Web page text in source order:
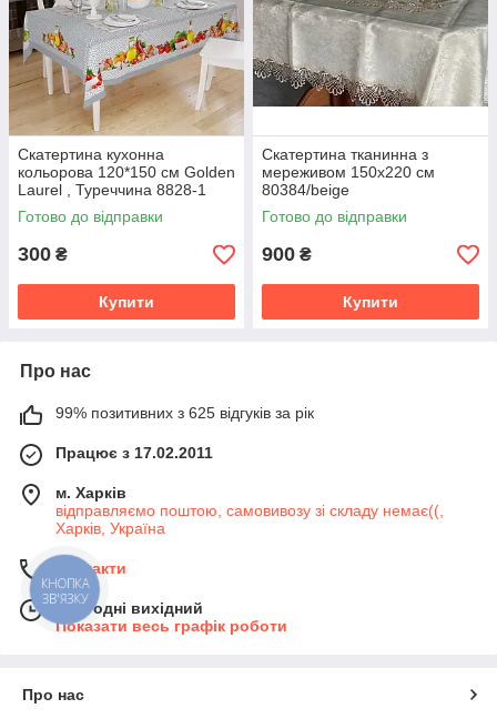
Скатертина кухонна
кольорова 120*150 cм Golden
Laurel , Туреччина 8828-1
візерунок №2
Готово до відправки
300 ₴
Купити
Скатертина тканинна з
мереживом 150x220 см
80384/beige
Готово до відправки
900 ₴
Купити
Про нас
99% позитивних з 625 відгуків за рік
Працює з 17.02.2011
м. Харків
відправляємо поштою, самовивозу зі складу немає((,
Харків, Україна
Контакти
Сьогодні вихідний
Показати весь графік роботи
Про нас
КНОПКА
ЗВ'ЯЗКУ